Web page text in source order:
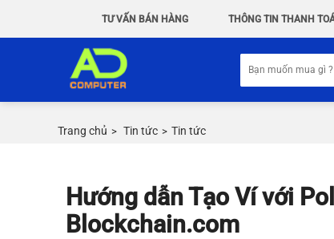
TƯ VẤN BÁN HÀNG THÔNG TIN THANH
kiếm:
Trang chủ > Tin tức > Tin tức
Hướng dẫn Tạo Ví với
Blockchain.com